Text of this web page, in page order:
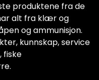
produktene fra de
alt fra klær og
og ammunisjon.
kunnskap, service
fiske